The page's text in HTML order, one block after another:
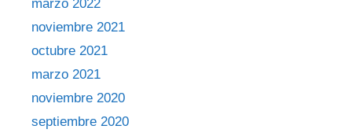
marzo 2022
noviembre 2021
octubre 2021
marzo 2021
noviembre 2020
septiembre 2020